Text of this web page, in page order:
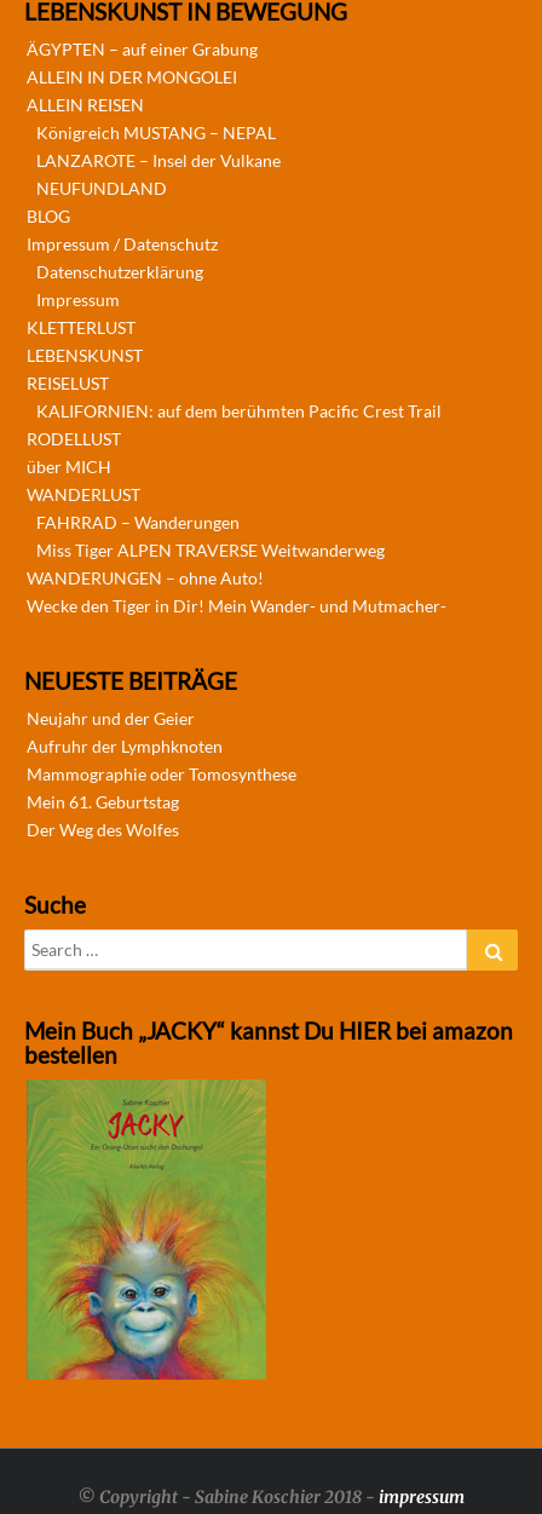
LEBENSKUNST IN BEWEGUNG
ÄGYPTEN – auf einer Grabung
ALLEIN IN DER MONGOLEI
ALLEIN REISEN
Königreich MUSTANG – NEPAL
LANZAROTE – Insel der Vulkane
NEUFUNDLAND
BLOG
Impressum / Datenschutz
Datenschutzerklärung
Impressum
KLETTERLUST
LEBENSKUNST
REISELUST
KALIFORNIEN: auf dem berühmten Pacific Crest Trail
RODELLUST
über MICH
WANDERLUST
FAHRRAD – Wanderungen
Miss Tiger ALPEN TRAVERSE Weitwanderweg
WANDERUNGEN – ohne Auto!
Wecke den Tiger in Dir! Mein Wander- und Mutmacher-
NEUESTE BEITRÄGE
Neujahr und der Geier
Aufruhr der Lymphknoten
Mammographie oder Tomosynthese
Mein 61. Geburtstag
Der Weg des Wolfes
Suche
Search
for:
Mein Buch „JACKY“ kannst Du HIER bei amazon
bestellen
© Copyright - Sabine Koschier 2018 - impressum